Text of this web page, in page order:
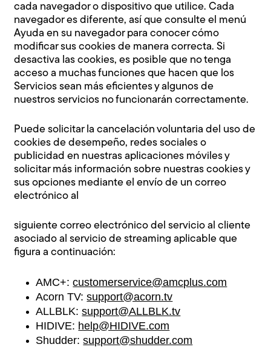
cada navegador o dispositivo que utilice. Cada
navegador es diferente, así que consulte el menú
Ayuda en su navegador para conocer cómo
modificar sus cookies de manera correcta. Si
desactiva las cookies, es posible que no tenga
acceso a muchas funciones que hacen que los
Servicios sean más eficientes y algunos de
nuestros servicios no funcionarán correctamente.
Puede solicitar la cancelación voluntaria del uso de
cookies de desempeño, redes sociales o
publicidad en nuestras aplicaciones móviles y
solicitar más información sobre nuestras cookies y
sus opciones mediante el envío de un correo
electrónico al
siguiente correo electrónico del servicio al cliente
asociado al servicio de streaming aplicable que
figura a continuación:
AMC+:customerservice@amcplus.com
Acorn TV:support@acorn.tv
ALLBLK:support@ALLBLK.tv
HIDIVE: help@HIDIVE.com
Shudder:support@shudder.com